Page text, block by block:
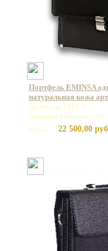
Портфель EMINSA
натуральная кожа
Артикул: 7011-1
Базовая единица: шт
Цена:
22 500,00